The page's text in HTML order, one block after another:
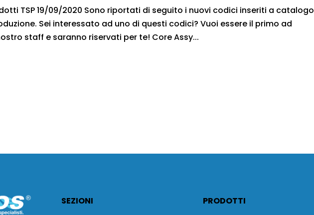
TSP 19/09/2020 Sono riportati di seguito i nuovi codici inseriti a catalogo
Sei interessato ad uno di questi codici? Vuoi essere il primo ad
staff e saranno riservati per te! Core Assy...
SEZIONI
PRODOTTI